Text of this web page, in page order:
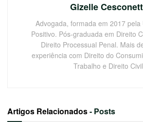
Gizelle
Advogada, formada em 2017 pela
Positivo. Pós-graduada em Direito
Direito Processual Penal. Mais
experiência com Direito do
Trabalho e Direito
Artigos Relacionados- Posts